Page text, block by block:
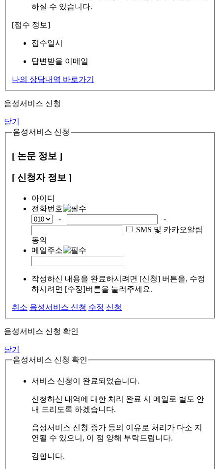
하실 수 있습니다.
[접수 정보]
접수일시
답변받을 이메일
나의 상담내역 바로가기
음성서비스 신청
닫기
음성서비스 신청
[ 논문 정보 ]
[ 신청자 정보 ]
아이디
전화번호
-
-
SMS 및 카카오알림
동의
메일주소
작성하신 내용을 완료하시려면 [신청] 버튼을, 수정
하시려면 [수정]버튼을 눌러주세요.
취소 음성서비스 신청 수정 신청
음성서비스 신청 확인
닫기
음성서비스 신청 확인
서비스 신청이 완료되었습니다.
신청하신 내역에 대한 처리 완료 시 메일로 별도 안
내 드리도록 하겠습니다.
음성서비스 신청 증가 등의 이유로 처리가 다소 지
연될 수 있으니, 이 점 양해 부탁드립니다.
감합니다.